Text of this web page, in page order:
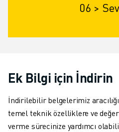
06 >
Ek Bilgi için İndirin
İndirilebilir belgelerimiz
temel teknik özelliklere ve
verme sürecinize yardımcı